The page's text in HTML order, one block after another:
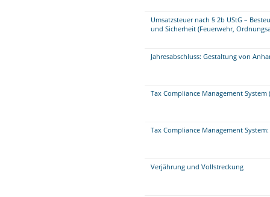
Umsatzsteuer nach § 2b UStG –
und Sicherheit (Feuerwehr,
Jahresabschluss: Gestaltung von
Tax Compliance Management System
Tax Compliance Management
Verjährung und Vollstreckung